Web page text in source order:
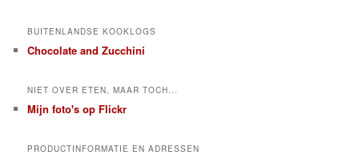
BUITENLANDSE KOOKLOGS
Chocolate and Zucchini
NIET OVER ETEN, MAAR TOCH...
Mijn foto's op Flickr
PRODUCTINFORMATIE EN ADRESSEN